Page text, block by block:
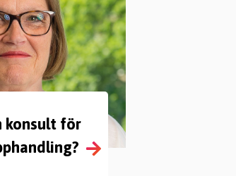
konsult för